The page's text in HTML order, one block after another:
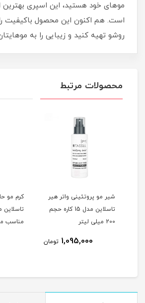
موهای خود هستید، این اسپری بهترین
است. هم‌ اکنون این محصول باکیفیت
روشو تهیه کنید و زیبایی را به موهایتان
محصولات مرتبط
شیر مو پروتئینی واتر هیر
تاسلاین مدل 15 کاره حجم
200 میلی لیتر
1,095,000 تومان
کرم مو
تاسلاین